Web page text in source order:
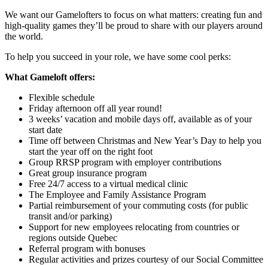
We want our Gamelofters to focus on what matters: creating fun and
high-quality games they’ll be proud to share with our players around
the world.
To help you succeed in your role, we have some cool perks:
What Gameloft offers:
Flexible schedule
Friday afternoon off all year round!
3 weeks’ vacation and mobile days off, available as of your
start date
Time off between Christmas and New Year’s Day to help you
start the year off on the right foot
Group RRSP program with employer contributions
Great group insurance program
Free 24/7 access to a virtual medical clinic
The Employee and Family Assistance Program
Partial reimbursement of your commuting costs (for public
transit and/or parking)
Support for new employees relocating from countries or
regions outside Quebec
Referral program with bonuses
Regular activities and prizes courtesy of our Social Committee